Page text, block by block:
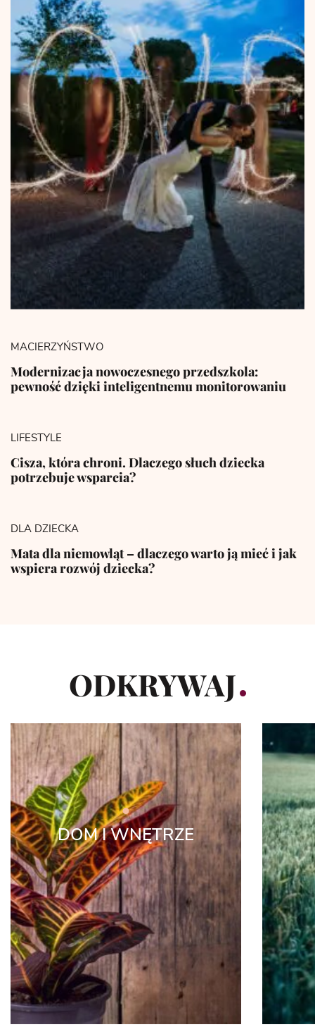
MACIERZYŃSTWO
Modernizacja nowoczesnego przedszkola:
pewność dzięki inteligentnemu monitorowaniu
LIFESTYLE
Cisza, która chroni. Dlaczego słuch dziecka
potrzebuje wsparcia?
DLA DZIECKA
Mata dla niemowląt – dlaczego warto ją mieć i jak
wspiera rozwój dziecka?
ODKRYWAJ
DOM I WNĘTRZE